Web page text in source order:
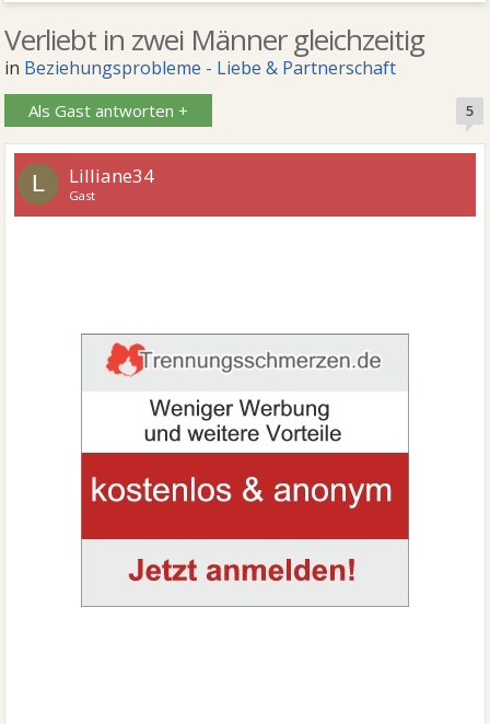
Verliebt in zwei Männer gleichzeitig
in Beziehungsprobleme - Liebe & Partnerschaft
Als Gast antworten + 5
L Lilliane34
Gast